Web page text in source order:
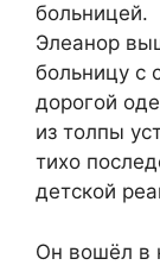
больницей.
Элеанор
больницу
дорогой
из толпы
тихо
детской
Он вошёл в